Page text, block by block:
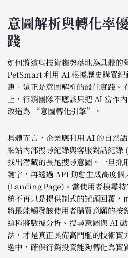
意圖解析與轉化率
踐
如何將這些技術趨勢落地為具體的
PetSmart 利用 AI 根據歷史購買
惠，這正是意圖解析的最佳實踐。
上，行銷團隊不應該只把 AI 當作
改造為 “意圖轉化引擎”。
具體而言，企業應利用 AI 的自然
網站內部搜尋紀錄與客服對話紀
找出潛藏的長尾搜尋意圖。一旦抓
鍵字，再透過 API 動態生成高度個
(Landing Page)。當使用者搜尋
統不再只是提供制式的罐頭回覆，
將最能觸發該使用者購買意願的按
這種將數據分析、搜尋意圖與 AI
法，才是真正具備高門檻的技術實
選中，確保行銷投資能夠轉化為實